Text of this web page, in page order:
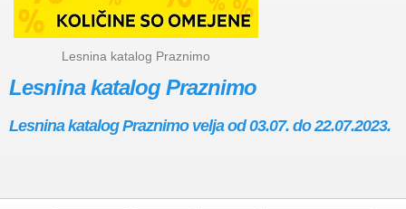
Lesnina katalog Praznimo
Lesnina katalog Praznimo
Lesnina katalog Praznimo velja od 03.07. do 22.07.2023.